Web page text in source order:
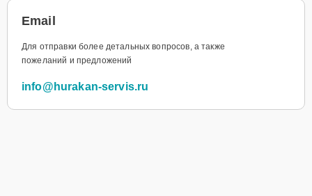
Email
Для отправки более детальных вопросов, а также
пожеланий и предложений
info@hurakan-servis.ru